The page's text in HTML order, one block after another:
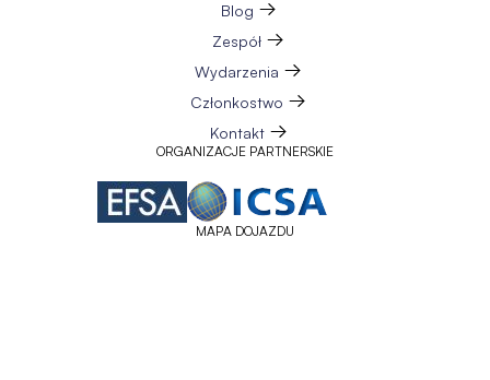
Blog
Zespół
Wydarzenia
Członkostwo
Kontakt
ORGANIZACJE PARTNERSKIE
MAPA DOJAZDU